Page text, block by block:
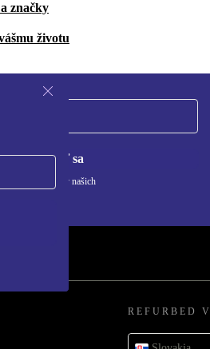
značky
životu
sa
údajov nájdete v našich
REFURBED V